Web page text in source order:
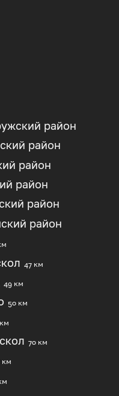
район
район
район
район
район
район
47 км
49 км
50 км
70 км
км